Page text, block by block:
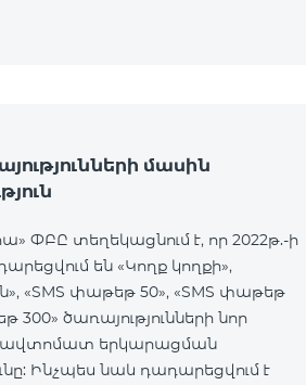
մասին
ՓԲԸ տեղեկացնում է, որ 2022թ.-ի
են «Կողք կողքի»,
«SMS փաթեթ 50», «SMS փաթեթ
300» ծառայությունների նոր
ավտոմատ երկարացման
Ինչպես նաև դադարեցվում է